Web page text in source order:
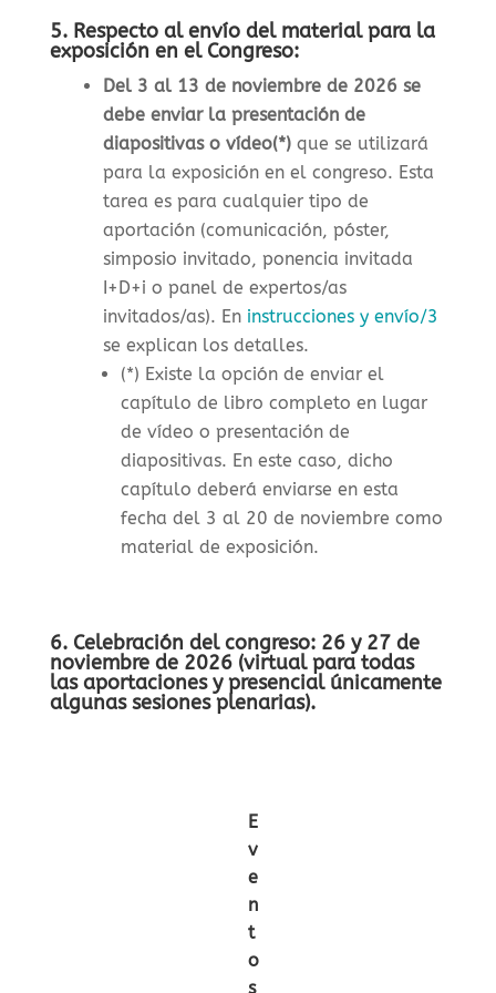
5. Respecto al envío del material para la
exposición en el Congreso:
Del 3 al 13 de noviembre de 2026 se
debe enviar la presentación de
diapositivas o vídeo(*) que se utilizará
para la exposición en el congreso. Esta
tarea es para cualquier tipo de
aportación (comunicación, póster,
simposio invitado, ponencia invitada
I+D+i o panel de expertos/as
invitados/as). En instrucciones y envío/3
se explican los detalles.
(*) Existe la opción de enviar el
capítulo de libro completo en lugar
de vídeo o presentación de
diapositivas. En este caso, dicho
capítulo deberá enviarse en esta
fecha del 3 al 20 de noviembre como
material de exposición.
6. Celebración del congreso: 26 y 27 de
noviembre de 2026 (virtual para todas
las aportaciones y presencial únicamente
algunas sesiones plenarias).
E
v
e
n
t
o
s